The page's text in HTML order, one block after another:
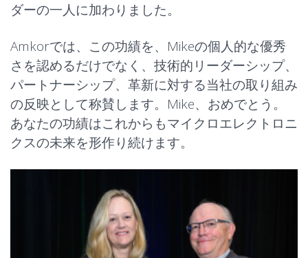
ダーの一人に加わりました。
Amkorでは、この功績を、Mikeの個人的な優秀
さを認めるだけでなく、技術的リーダーシップ、
パートナーシップ、革新に対する当社の取り組み
の反映として称賛します。Mike、おめでとう。
あなたの功績はこれからもマイクロエレクトロニ
クスの未来を形作り続けます。